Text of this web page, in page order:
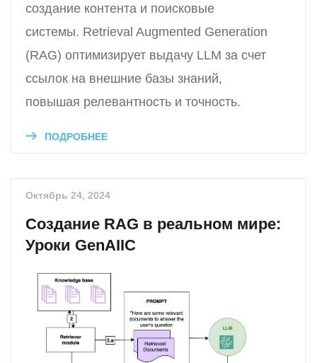
создание контента и поисковые
системы. Retrieval Augmented Generation
(RAG) оптимизирует выдачу LLM за счет
ссылок на внешние базы знаний,
повышая релевантность и точность.
ПОДРОБНЕЕ
Октябрь 24, 2024
Создание RAG в реальном мире:
Уроки GenAIIC